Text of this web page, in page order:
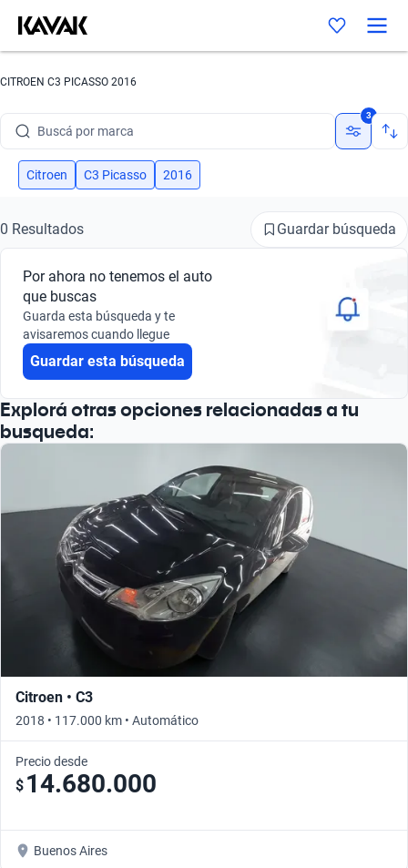
CITROEN C3 PICASSO 2016
Buscá por marca
Buscá por modelo
Buscá por versión
Buscá por año
Buscá por marca
Buscá por modelo
Buscá por versión
3
Citroen C3 Picasso 2016
0 Resultados Guardar búsqueda
Por ahora no tenemos el auto
que buscas
Guarda esta búsqueda y te
avisaremos cuando llegue
Guardar esta búsqueda
Explorá otras opciones relacionadas a tu
busqueda:
Citroen • C3
2018 • 117.000 km • Automático
Precio desde
$ 14.680.000
Buenos Aires